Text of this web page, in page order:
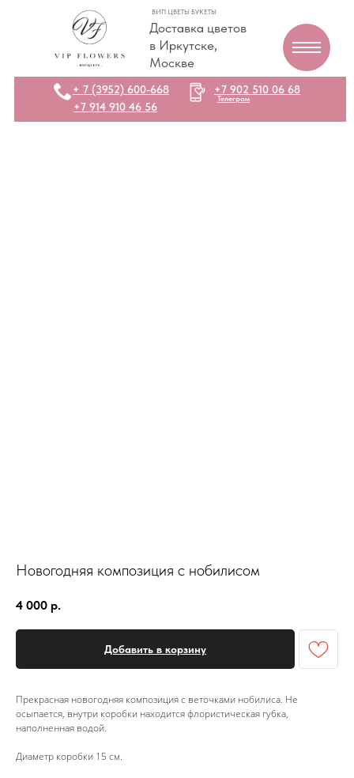
Доставка цветов
в Иркутске,
Москве
ВИП ЦВЕТЫ БУКЕТЫ
+7 914 910 46 56
+7 902 510 06 68
Телеграм
+ 7 (3952) 600-668
Новогодняя композиция с нобилисом
4 000 р.
Добавить в корзину
Прекрасная новогодняя композиция с веточками нобилиса. Не
осыпается, внутри коробки находится флористическая губка,
наполненная водой.
Диаметр коробки 15 см.